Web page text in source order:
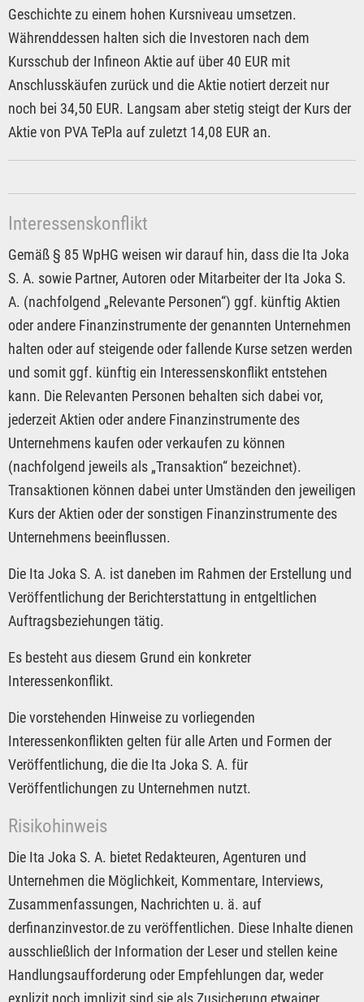
Geschichte zu einem hohen Kursniveau umsetzen.
Währenddessen halten sich die Investoren nach dem
Kursschub der Infineon Aktie auf über 40 EUR mit
Anschlusskäufen zurück und die Aktie notiert derzeit nur
noch bei 34,50 EUR. Langsam aber stetig steigt der Kurs der
Aktie von PVA TePla auf zuletzt 14,08 EUR an.
Interessenskonflikt
Gemäß § 85 WpHG weisen wir darauf hin, dass die Ita Joka
S. A. sowie Partner, Autoren oder Mitarbeiter der Ita Joka S.
A. (nachfolgend „Relevante Personen“) ggf. künftig Aktien
oder andere Finanzinstrumente der genannten Unternehmen
halten oder auf steigende oder fallende Kurse setzen werden
und somit ggf. künftig ein Interessenskonflikt entstehen
kann. Die Relevanten Personen behalten sich dabei vor,
jederzeit Aktien oder andere Finanzinstrumente des
Unternehmens kaufen oder verkaufen zu können
(nachfolgend jeweils als „Transaktion“ bezeichnet).
Transaktionen können dabei unter Umständen den jeweiligen
Kurs der Aktien oder der sonstigen Finanzinstrumente des
Unternehmens beeinflussen.
Die Ita Joka S. A. ist daneben im Rahmen der Erstellung und
Veröffentlichung der Berichterstattung in entgeltlichen
Auftragsbeziehungen tätig.
Es besteht aus diesem Grund ein konkreter
Interessenkonflikt.
Die vorstehenden Hinweise zu vorliegenden
Interessenkonflikten gelten für alle Arten und Formen der
Veröffentlichung, die die Ita Joka S. A. für
Veröffentlichungen zu Unternehmen nutzt.
Risikohinweis
Die Ita Joka S. A. bietet Redakteuren, Agenturen und
Unternehmen die Möglichkeit, Kommentare, Interviews,
Zusammenfassungen, Nachrichten u. ä. auf
derfinanzinvestor.de zu veröffentlichen. Diese Inhalte dienen
ausschließlich der Information der Leser und stellen keine
Handlungsaufforderung oder Empfehlungen dar, weder